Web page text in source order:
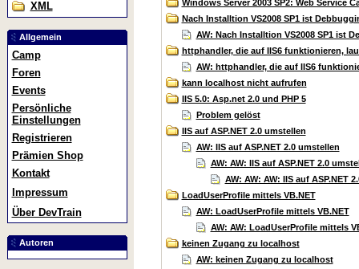
XML
Allgemein
Camp
Foren
Events
Persönliche
Einstellungen
Registrieren
Prämien Shop
Kontakt
Impressum
Über DevTrain
Autoren
Windows Server 2003 SP2: Web Service
Nach Installtion VS2008 SP1 ist
AW: Nach Installtion VS2008 SP1 ist
httphandler, die auf IIS6 funktionieren,
AW: httphandler, die auf IIS6
kann localhost nicht aufrufen
IIS 5.0: Asp.net 2.0 und PHP 5
Problem gelöst
IIS auf ASP.NET 2.0 umstellen
AW: IIS auf ASP.NET 2.0 umstellen
AW: AW: IIS auf ASP.NET 2.0
AW: AW: AW: IIS auf ASP.NET
LoadUserProfile mittels VB.NET
AW: LoadUserProfile mittels VB.NET
AW: AW: LoadUserProfile mittels
keinen Zugang zu localhost
AW: keinen Zugang zu localhost